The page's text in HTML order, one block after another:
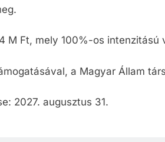
M Ft, mely 100%-os intenzitású
a Magyar Állam
2027. augusztus 31.